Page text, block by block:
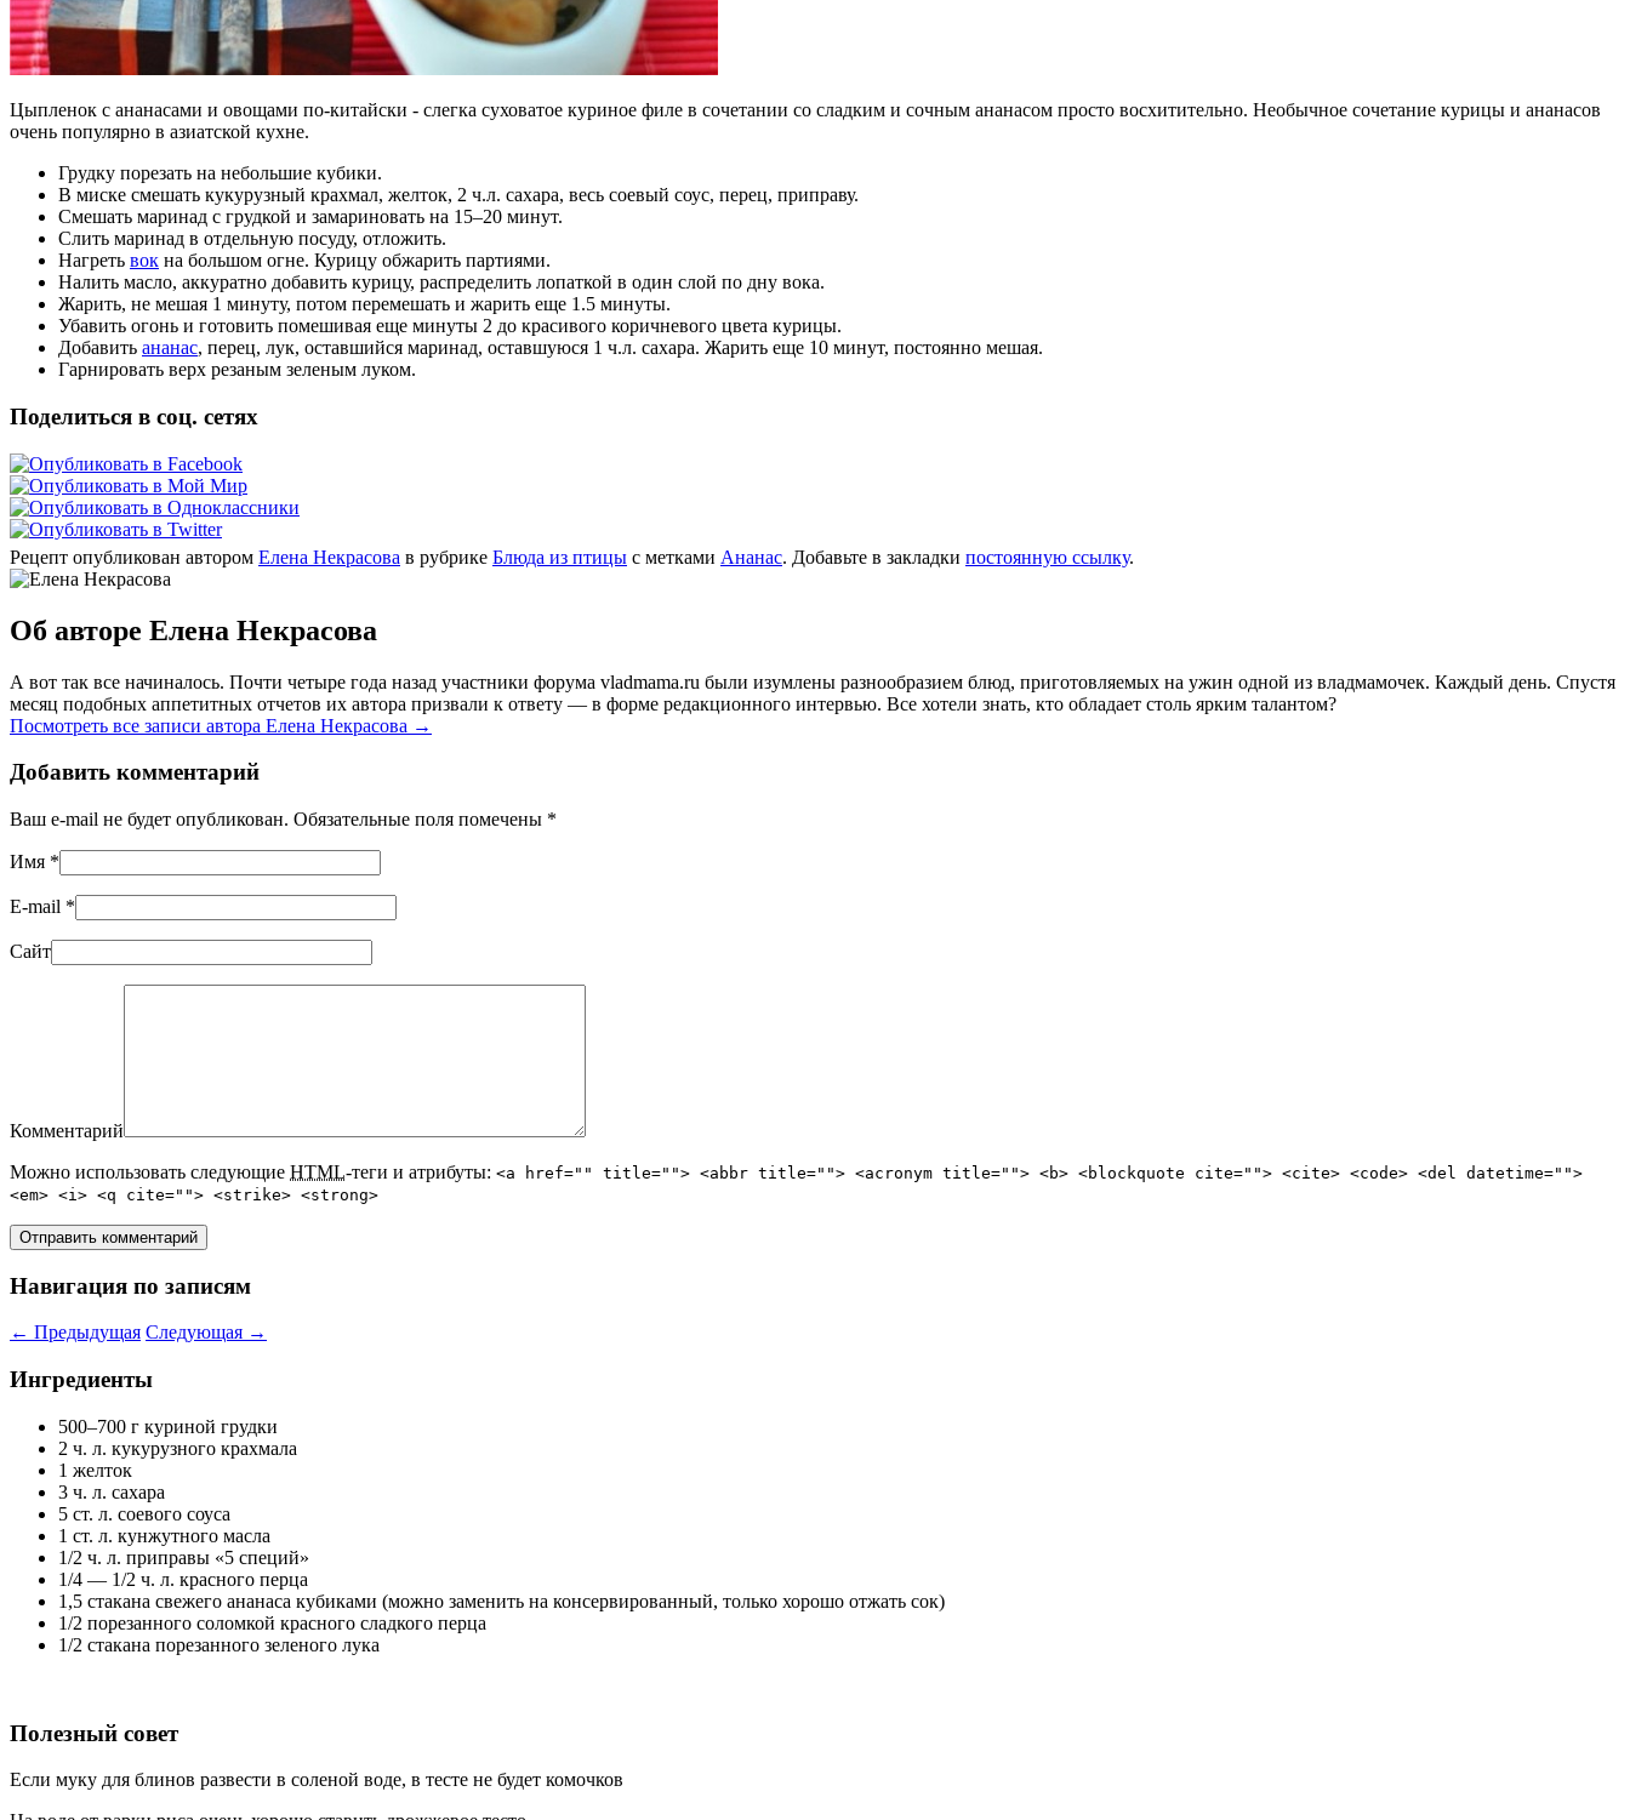
Цыпленок с ананасами и овощами по-китайски - слегка суховатое куриное филе в сочетании со сладким и сочным ананасом просто восхитительно. Необычное сочетание курицы и ананасов
очень популярно в азиатской кухне.
Грудку порезать на небольшие кубики.
В миске смешать кукурузный крахмал, желток, 2 ч.л. сахара, весь соевый соус, перец, приправу.
Смешать маринад с грудкой и замариновать на 15–20 минут.
Слить маринад в отдельную посуду, отложить.
Нагреть вок на большом огне. Курицу обжарить партиями.
Налить масло, аккуратно добавить курицу, распределить лопаткой в один слой по дну вока.
Жарить, не мешая 1 минуту, потом перемешать и жарить еще 1.5 минуты.
Убавить огонь и готовить помешивая еще минуты 2 до красивого коричневого цвета курицы.
Добавить ананас, перец, лук, оставшийся маринад, оставшуюся 1 ч.л. сахара. Жарить еще 10 минут, постоянно мешая.
Гарнировать верх резаным зеленым луком.
Поделиться в соц. сетях
Рецепт опубликован автором Елена Некрасова в рубрике Блюда из птицы с метками Ананас. Добавьте в закладки постоянную ссылку.
Об авторе Елена Некрасова
А вот так все начиналось. Почти четыре года назад участники форума vladmama.ru были изумлены разнообразием блюд, приготовляемых на ужин одной из владмамочек. Каждый день. Спустя
месяц подобных аппетитных отчетов их автора призвали к ответу — в форме редакционного интервью. Все хотели знать, кто обладает столь ярким талантом?
Посмотреть все записи автора Елена Некрасова →
Добавить комментарий
Ваш e-mail не будет опубликован. Обязательные поля помечены *
Имя *
E-mail *
Сайт
Комментарий
Можно использовать следующие HTML-теги и атрибуты: <a href="" title=""> <abbr title=""> <acronym title=""> <b> <blockquote cite=""> <cite> <code> <del datetime="">
<em> <i> <q cite=""> <strike> <strong>
Навигация по записям
← Предыдущая Следующая →
Ингредиенты
500–700 г куриной грудки
2 ч. л. кукурузного крахмала
1 желток
3 ч. л. сахара
5 ст. л. соевого соуса
1 ст. л. кунжутного масла
1/2 ч. л. приправы «5 специй»
1/4 — 1/2 ч. л. красного перца
1,5 стакана свежего ананаса кубиками (можно заменить на консервированный, только хорошо отжать сок)
1/2 порезанного соломкой красного сладкого перца
1/2 стакана порезанного зеленого лука
Полезный совет
Если муку для блинов развести в соленой воде, в тесте не будет комочков